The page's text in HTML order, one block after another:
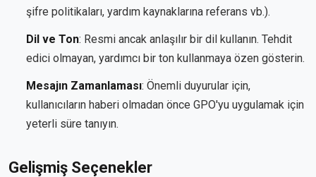
şifre politikaları, yardım kaynaklarına referans vb.).
Dil ve Ton: Resmi ancak anlaşılır bir dil kullanın. Tehdit
edici olmayan, yardımcı bir ton kullanmaya özen gösterin.
Mesajın Zamanlaması: Önemli duyurular için,
kullanıcıların haberi olmadan önce GPO'yu uygulamak için
yeterli süre tanıyın.
Gelişmiş Seçenekler